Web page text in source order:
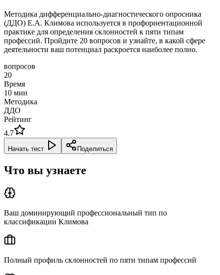
Методика дифференциально-диагностического опросника
(ДДО) Е.А. Климова используется в профориентационной
практике для определения склонностей к пяти типам
профессий. Пройдите 20 вопросов и узнайте, в какой сфере
деятельности ваш потенциал раскроется наиболее полно.
вопросов
20
Время
10 мин
Методика
ДДО
Рейтинг
4.7
Начать тест Поделиться
Что вы узнаете
Ваш доминирующий профессиональный тип по
классификации Климова
Полный профиль склонностей по пяти типам профессий